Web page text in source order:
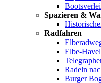
Spazieren &
Radfahren
Elbe-
Radeln
Burger